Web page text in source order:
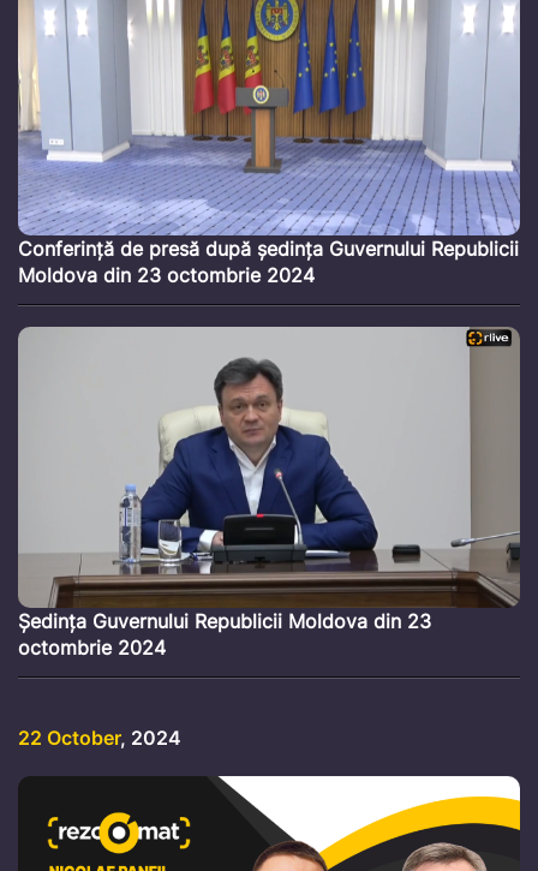
Conferință de presă după ședința Guvernului Republicii
Moldova din 23 octombrie 2024
Ședința Guvernului Republicii Moldova din 23
octombrie 2024
22 October, 2024